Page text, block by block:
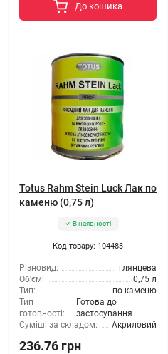
До кошика
Totus Rahm Stein Luck Лак по
каменю (0,75 л)
В наявності
Код товару: 104483
Різновид:
глянцева
Об'єм:
0,75 л
Тип:
по каменю
Тип
готовності:
Готова до
застосування
Суміші за складом:
Акриловий
236.76 грн